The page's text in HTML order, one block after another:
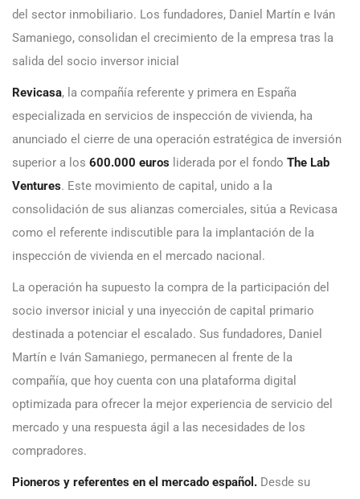
del sector inmobiliario. Los fundadores, Daniel Martín e Iván
Samaniego, consolidan el crecimiento de la empresa tras la
salida del socio inversor inicial
Revicasa, la compañía referente y primera en España
especializada en servicios de inspección de vivienda, ha
anunciado el cierre de una operación estratégica de inversión
superior a los 600.000 euros liderada por el fondo The Lab
Ventures. Este movimiento de capital, unido a la
consolidación de sus alianzas comerciales, sitúa a Revicasa
como el referente indiscutible para la implantación de la
inspección de vivienda en el mercado nacional.
La operación ha supuesto la compra de la participación del
socio inversor inicial y una inyección de capital primario
destinada a potenciar el escalado. Sus fundadores, Daniel
Martín e Iván Samaniego, permanecen al frente de la
compañía, que hoy cuenta con una plataforma digital
optimizada para ofrecer la mejor experiencia de servicio del
mercado y una respuesta ágil a las necesidades de los
compradores.
Pioneros y referentes en el mercado español. Desde su